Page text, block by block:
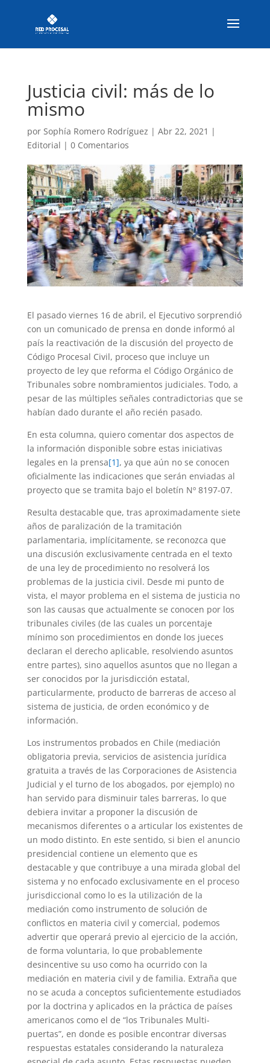
Justicia civil: más de lo
mismo
por Sophía Romero Rodríguez | Abr 22, 2021 |
Editorial | 0 Comentarios
El pasado viernes 16 de abril, el Ejecutivo sorprendió
con un comunicado de prensa en donde informó al
país la reactivación de la discusión del proyecto de
Código Procesal Civil, proceso que incluye un
proyecto de ley que reforma el Código Orgánico de
Tribunales sobre nombramientos judiciales. Todo, a
pesar de las múltiples señales contradictorias que se
habían dado durante el año recién pasado.
En esta columna, quiero comentar dos aspectos de
la información disponible sobre estas iniciativas
legales en la prensa[1], ya que aún no se conocen
oficialmente las indicaciones que serán enviadas al
proyecto que se tramita bajo el boletín Nº 8197-07.
Resulta destacable que, tras aproximadamente siete
años de paralización de la tramitación
parlamentaria, implícitamente, se reconozca que
una discusión exclusivamente centrada en el texto
de una ley de procedimiento no resolverá los
problemas de la justicia civil. Desde mi punto de
vista, el mayor problema en el sistema de justicia no
son las causas que actualmente se conocen por los
tribunales civiles (de las cuales un porcentaje
mínimo son procedimientos en donde los jueces
declaran el derecho aplicable, resolviendo asuntos
entre partes), sino aquellos asuntos que no llegan a
ser conocidos por la jurisdicción estatal,
particularmente, producto de barreras de acceso al
sistema de justicia, de orden económico y de
información.
Los instrumentos probados en Chile (mediación
obligatoria previa, servicios de asistencia jurídica
gratuita a través de las Corporaciones de Asistencia
Judicial y el turno de los abogados, por ejemplo) no
han servido para disminuir tales barreras, lo que
debiera invitar a proponer la discusión de
mecanismos diferentes o a articular los existentes de
un modo distinto. En este sentido, si bien el anuncio
presidencial contiene un elemento que es
destacable y que contribuye a una mirada global del
sistema y no enfocado exclusivamente en el proceso
jurisdiccional como lo es la utilización de la
mediación como instrumento de solución de
conflictos en materia civil y comercial, podemos
advertir que operará previo al ejercicio de la acción,
de forma voluntaria, lo que probablemente
desincentive su uso como ha ocurrido con la
mediación en materia civil y de familia. Extraña que
no se acuda a conceptos suficientemente estudiados
por la doctrina y aplicados en la práctica de países
americanos como el de “los Tribunales Multi-
puertas”, en donde es posible encontrar diversas
respuestas estatales considerando la naturaleza